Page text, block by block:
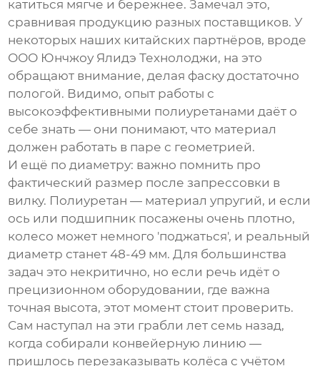
катиться мягче и бережнее. Замечал это,
сравнивая продукцию разных поставщиков. У
некоторых наших китайских партнёров, вроде
ООО Юнчжоу Ялидэ Технолоджи, на это
обращают внимание, делая фаску достаточно
пологой. Видимо, опыт работы с
высокоэффективными полиуретанами даёт о
себе знать — они понимают, что материал
должен работать в паре с геометрией.
И ещё по диаметру: важно помнить про
фактический размер после запрессовки в
вилку. Полиуретан — материал упругий, и если
ось или подшипник посажены очень плотно,
колесо может немного 'поджаться', и реальный
диаметр станет 48-49 мм. Для большинства
задач это некритично, но если речь идёт о
прецизионном оборудовании, где важна
точная высота, этот момент стоит проверить.
Сам наступал на эти грабли лет семь назад,
когда собирали конвейерную линию —
пришлось перезаказывать колёса с учётом